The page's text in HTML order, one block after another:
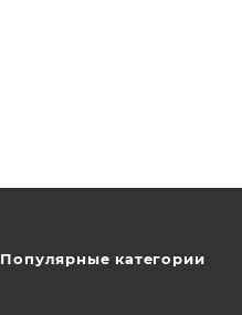
Популярные категории